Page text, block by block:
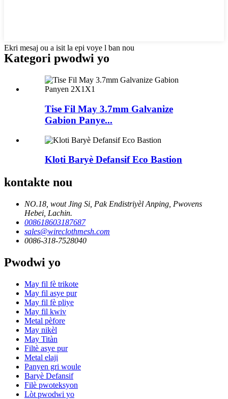
Ekri mesaj ou a isit la epi voye l ban nou
Kategori pwodwi yo
Tise Fil May 3.7mm Galvanize
Gabion Panye...
Kloti Baryè Defansif Eco Bastion
kontakte nou
NO.18, wout Jing Si, Pak Endistriyèl Anping, Pwovens
Hebei, Lachin.
008618603187687
sales@wireclothmesh.com
0086-318-7528040
Pwodwi yo
May fil fè trikote
May fil asye pur
May fil fè pliye
May fil kwiv
Metal pèfore
May nikèl
May Titàn
Filtè asye pur
Metal elaji
Panyen gri woule
Baryè Defansif
Filè pwoteksyon
Lòt pwodwi yo